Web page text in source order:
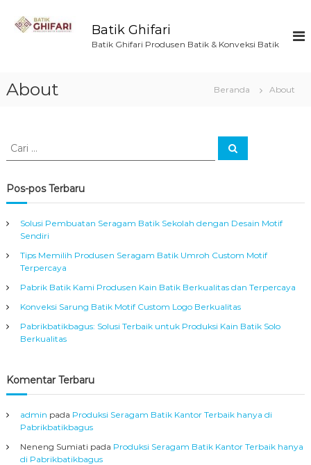
Batik Ghifari
Batik Ghifari Produsen Batik & Konveksi Batik
About Beranda About
C
:
C
a
Pos-pos Terbaru
Solusi Pembuatan Seragam Batik Sekolah dengan Desain Motif
Sendiri
Tips Memilih Produsen Seragam Batik Umroh Custom Motif
Terpercaya
Pabrik Batik Kami Produsen Kain Batik Berkualitas dan Terpercaya
Konveksi Sarung Batik Motif Custom Logo Berkualitas
Pabrikbatikbagus: Solusi Terbaik untuk Produksi Kain Batik Solo
Berkualitas
Komentar Terbaru
admin pada Produksi Seragam Batik Kantor Terbaik hanya di
Pabrikbatikbagus
Neneng Sumiati pada Produksi Seragam Batik Kantor Terbaik hanya
di Pabrikbatikbagus